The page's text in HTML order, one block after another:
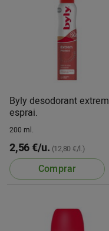
Byly desodorant extrem
esprai.
200 ml.
2,56 €/u. (12,80 €/l.)
Comprar